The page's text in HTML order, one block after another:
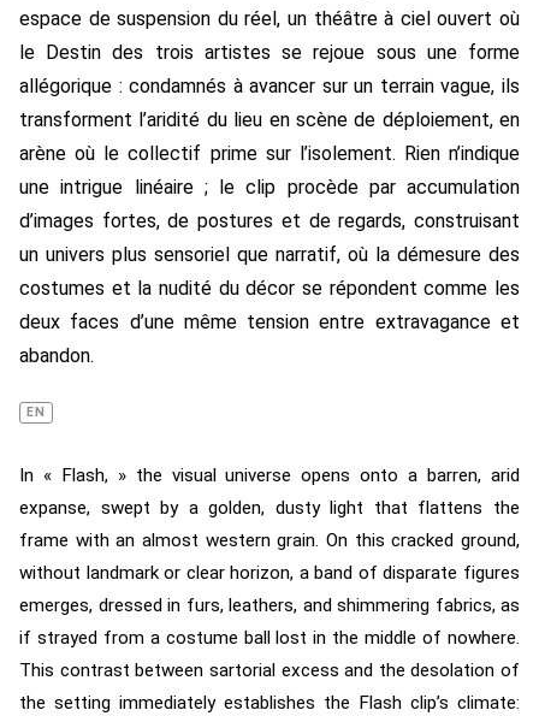
espace de suspension du réel, un théâtre à ciel ouvert où
le Destin des trois artistes se rejoue sous une forme
allégorique : condamnés à avancer sur un terrain vague, ils
transforment l’aridité du lieu en scène de déploiement, en
arène où le collectif prime sur l’isolement. Rien n’indique
une intrigue linéaire ; le clip procède par accumulation
d’images fortes, de postures et de regards, construisant
un univers plus sensoriel que narratif, où la démesure des
costumes et la nudité du décor se répondent comme les
deux faces d’une même tension entre extravagance et
abandon.
EN
In « Flash, » the visual universe opens onto a barren, arid
expanse, swept by a golden, dusty light that flattens the
frame with an almost western grain. On this cracked ground,
without landmark or clear horizon, a band of disparate figures
emerges, dressed in furs, leathers, and shimmering fabrics, as
if strayed from a costume ball lost in the middle of nowhere.
This contrast between sartorial excess and the desolation of
the setting immediately establishes the Flash clip’s climate: